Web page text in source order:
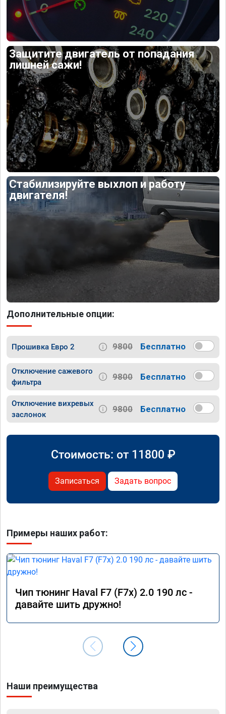
Защитите двигатель от попадания
лишней сажи!
Стабилизируйте выхлоп и работу
двигателя!
Дополнительные опции:
Прошивка Евро 2 9800 Бесплатно
Отключение сажевого
фильтра
9800 Бесплатно
Отключение вихревых
заслонок
9800 Бесплатно
Стоимость: от 11800 ₽
Записаться Задать вопрос
Примеры наших работ:
Чип тюнинг Haval F7 (F7x) 2.0 190 лс -
давайте шить дружно!
Наши преимущества